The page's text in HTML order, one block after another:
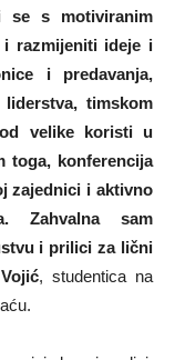
se s motiviranim
razmijeniti ideje i
i predavanja,
timskom
velike koristi u
toga, konferencija
zajednici i aktivno
Zahvalna sam
i prilici za lični
, studentica na